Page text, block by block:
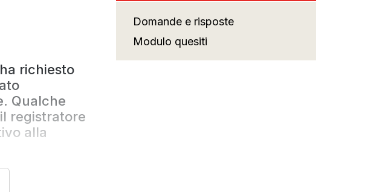
richiesto
Qualche
registratore
alla
Domande e risposte
Modulo quesiti